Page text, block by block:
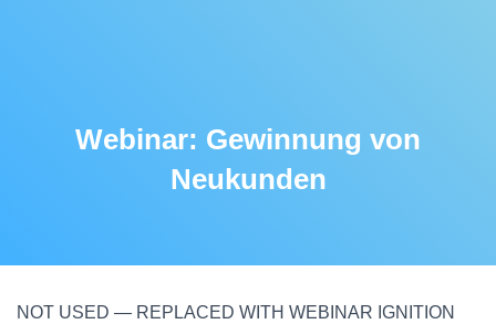
Webinar: Gewinnung von
Neukunden
NOT USED — REPLACED WITH WEBINAR IGNITION